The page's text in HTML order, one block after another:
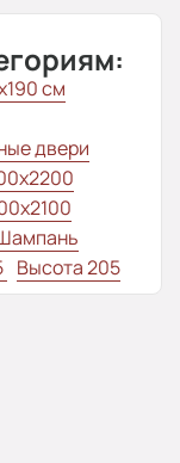
см
двери
Высота 205